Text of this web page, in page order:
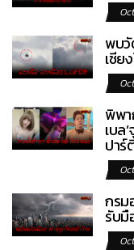
พบวั
เชีย
พิพา
เบล
ปาร์
กรม
รับมื